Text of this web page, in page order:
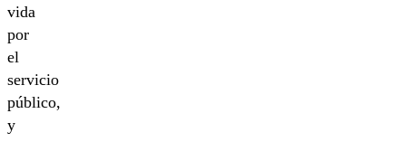
vida
por
el
servicio
público,
y